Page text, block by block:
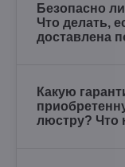
Безопасно
Что делать,
доставлена
Какую
люстру? Что